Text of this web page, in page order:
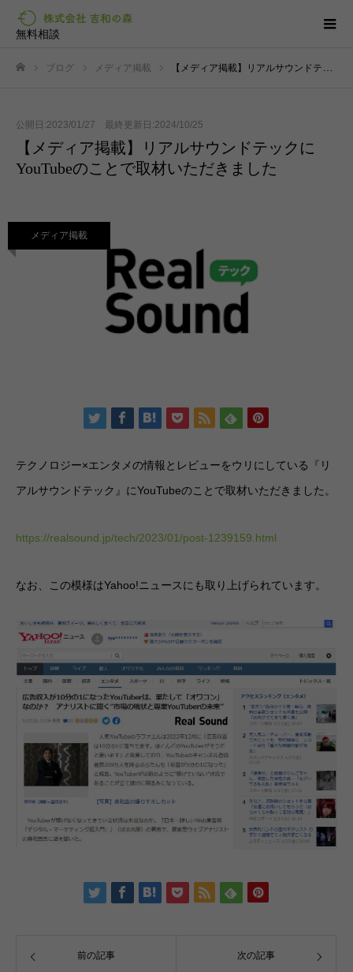
無料相談
ブログ メディア掲載 【メディア掲載】リアルサウンドテックにYouTubeのことで取材いただきました
公開日:2023/01/27 最終更新日:2024/10/25
【メディア掲載】リアルサウンドテックに
YouTubeのことで取材いただきました
メディア掲載
テクノロジー×エンタメの情報とレビューをウリにしている『リ
アルサウンドテック』にYouTubeのことで取材いただきました。
https://realsound.jp/tech/2023/01/post-1239159.html
なお、この模様はYahoo!ニュースにも取り上げられています。
前の記事 次の記事